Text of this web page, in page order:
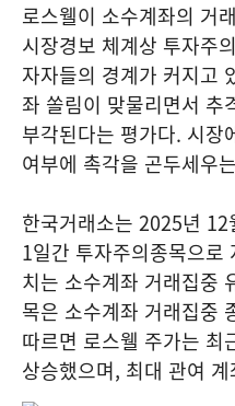
로스웰이 소수계좌의 거
시장경보 체계상 투자주
자자들의 경계가 커지고
좌 쏠림이 맞물리면서 추
부각된다는 평가다. 시장
여부에 촉각을 곤두세우
한국거래소는 2025년
1일간 투자주의종목으로
치는 소수계좌 거래집중
목은 소수계좌 거래집중
따르면 로스웰 주가는
상승했으며, 최대 관여